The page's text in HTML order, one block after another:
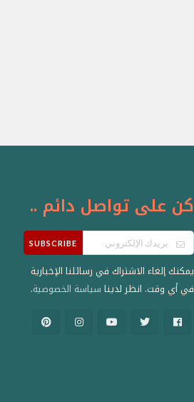
كن على تواصل دائم ..
SUBSCRIBE
يمكنك إلغاء الاشتراك في رسائلنا الإخبارية
في أي وقت. انظر لدينا سياسة الخصوصية.